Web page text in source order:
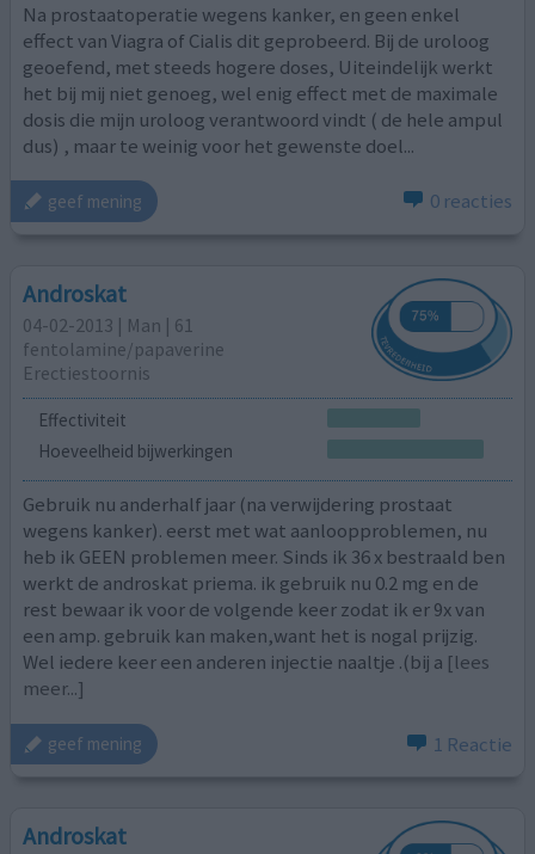
Na prostaatoperatie wegens kanker, en geen enkel
effect van Viagra of Cialis dit geprobeerd. Bij de uroloog
geoefend, met steeds hogere doses, Uiteindelijk werkt
het bij mij niet genoeg, wel enig effect met de maximale
dosis die mijn uroloog verantwoord vindt ( de hele ampul
dus) , maar te weinig voor het gewenste doel...
geef mening 0 reacties
Androskat
04-02-2013 | Man | 61
fentolamine/papaverine
Erectiestoornis
Effectiviteit
Hoeveelheid bijwerkingen
Gebruik nu anderhalf jaar (na verwijdering prostaat
wegens kanker). eerst met wat aanloopproblemen, nu
heb ik GEEN problemen meer. Sinds ik 36 x bestraald ben
werkt de androskat priema. ik gebruik nu 0.2 mg en de
rest bewaar ik voor de volgende keer zodat ik er 9x van
een amp. gebruik kan maken,want het is nogal prijzig.
Wel iedere keer een anderen injectie naaltje .(bij a [lees
meer...]
geef mening 1 Reactie
Androskat